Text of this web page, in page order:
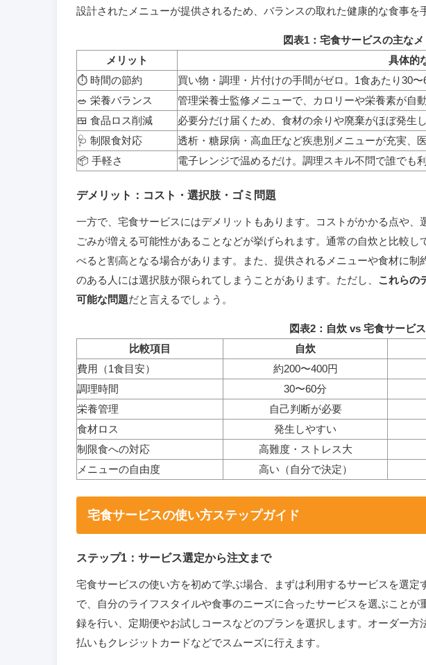
設計されたメニューが提供されるため、バランスの取れた健康的な食事を
図表1：宅食サービスの主なメ
メリット
具体的
⏱ 時間の節約
買い物・調理・片付けの手間がゼロ。1食あたり30
🥗 栄養バランス
管理栄養士監修メニューで、カロリーや栄養素が自
🍱 食品ロス削減
必要分だけ届くため、食材の余りや廃棄がほぼ発生
🩺 制限食対応
透析・糖尿病・高血圧など疾患別メニューが充実、
📦 手軽さ
電子レンジで温めるだけ。調理スキル不問で誰でも
デメリット：コスト・選択肢・ゴミ問題
一方で、宅食サービスにはデメリットもあります。コストがかかる点や
ごみが増える可能性があることなどが挙げられます。通常の自炊と比較
べると割高となる場合があります。また、提供されるメニューや食材に
のある人には選択肢が限られてしまうことがあります。ただし、 これらの
可能な問題だと言えるでしょう。
図表2：自炊 vs 宅食サービ
比較項目
自炊
費用（1食目安）
約200〜400円
調理時間
30〜60分
栄養管理
自己判断が必要
食材ロス
発生しやすい
制限食への対応
高難度・ストレス大
メニューの自由度
高い（自分で決定）
宅食サービスの使い方ステップガイド
ステップ1：サービス選定から注文まで
宅食サービスの使い方を初めて学ぶ場合、まずは利用するサービスを選
で、自分のライフスタイルや食事のニーズに合ったサービスを選ぶこと
録を行い、定期便やお試しコースなどのプランを選択します。オーダー
払いもクレジットカードなどでスムーズに行えます。